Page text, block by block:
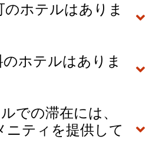
ホテルはありま
ホテルはありま
での滞在には、
ニティを提供して